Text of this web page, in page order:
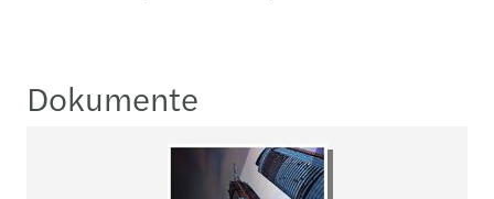
Dokumente